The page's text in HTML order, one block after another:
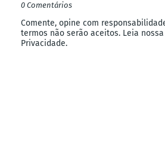
0 Comentários
Comente, opine com
termos não serão aceitos. Leia
Privacidade.